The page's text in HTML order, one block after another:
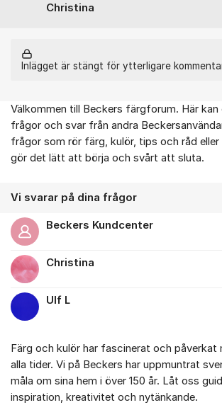
Christina
Inlägget är stängt för ytterligare
Om forumet
Välkommen till Beckers färgforum. Här kan
frågor och svar från andra
frågor som rör färg, kulör, tips och råd
gör det lätt att börja och svårt att sluta.
Vi svarar på dina frågor
Beckers Kundcenter
Christina
Ulf L
Färg och kulör har fascinerat och påverkat
alla tider. Vi på Beckers har uppmuntrat
måla om sina hem i över 150 år. Låt oss
inspiration, kreativitet och nytänkande.